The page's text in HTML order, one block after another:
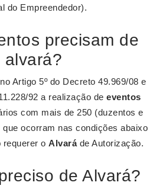
do Empreendedor).
precisam de
alvará?
Artigo 5º do Decreto 49.969/08 e
92 a realização de eventos
com mais de 250 (duzentos e
ocorram nas condições abaixo
requerer o Alvaráde Autorização.
de Alvará?